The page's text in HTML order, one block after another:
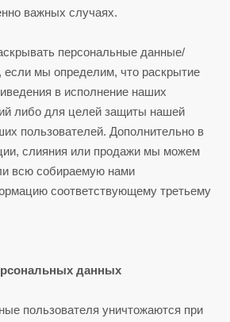
важных случаях.
персональные данные/
мы определим, что раскрытие
в исполнение наших
либо для целей защиты нашей
пользователей. Дополнительно в
слияния или продажи мы можем
всю собираемую нами
соответствующему третьему
данных
пользователя уничтожаются при